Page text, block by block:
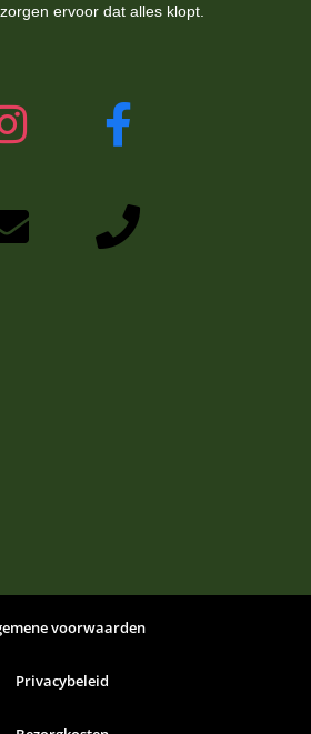
ervoor dat alles klopt.
voorwaarden
Privacybeleid